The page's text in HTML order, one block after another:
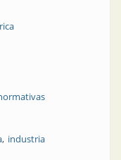
industria